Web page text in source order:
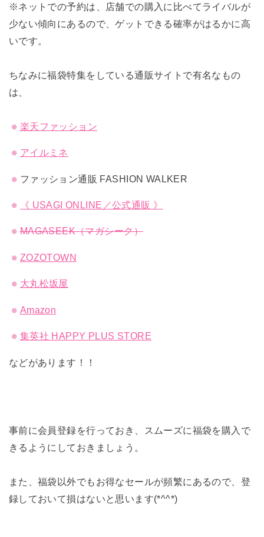
※ネットでの予約は、店舗での購入に比べてライバルが
少ない傾向にあるので、ゲットできる確率がはるかに高
いです。
ちなみに福袋特集をしている通販サイトで有名なもの
は、
楽天ファッション
アイルミネ
ファッション通販 FASHION WALKER
《 USAGI ONLINE／公式通販 》
MAGASEEK（マガシーク）
ZOZOTOWN
大丸松坂屋
Amazon
集英社 HAPPY PLUS STORE
などがあります！！
事前に会員登録を行っておき、スムーズに福袋を購入で
きるようにしておきましょう。
また、福袋以外でもお得なセールが頻繁にあるので、登
録しておいて損はないと思います(*^^*)